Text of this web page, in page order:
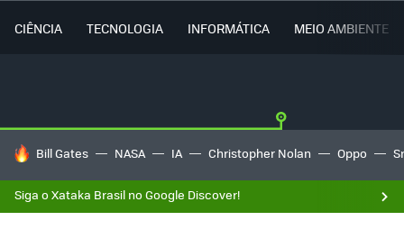
CIÊNCIA TECNOLOGIA INFORMÁTICA MEIO AMBIENTE
TENDÊNCIAS DO DIA
Bill Gates NASA IA Christopher Nolan Oppo
Siga o Xataka Brasil no Google Discover!